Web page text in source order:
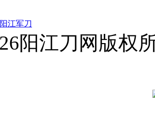
阳江军刀
阳江刀网版权